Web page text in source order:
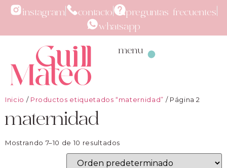
instagram contacto
preguntas frecuentes
whatsapp
menu
Inicio / Productos etiquetados “maternidad” / Página 2
maternidad
Mostrando 7–10 de 10 resultados